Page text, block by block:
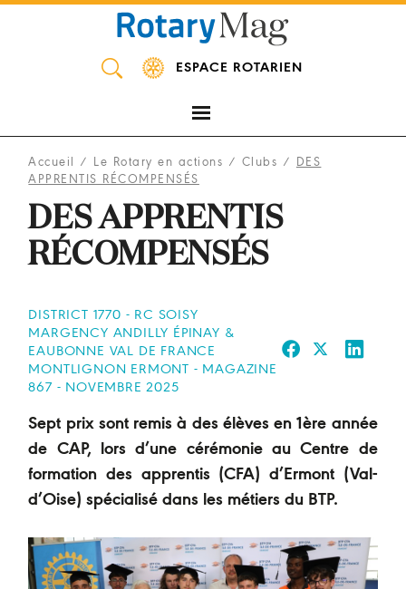
ESPACE ROTARIEN
Accueil / Le Rotary en actions / Clubs / DES
APPRENTIS RÉCOMPENSÉS
DES APPRENTIS
RÉCOMPENSÉS
DISTRICT 1770 - RC SOISY
MARGENCY ANDILLY ÉPINAY &
EAUBONNE VAL DE FRANCE
MONTLIGNON ERMONT - MAGAZINE
867 - NOVEMBRE 2025
Sept prix sont remis à des élèves en 1ère année
de CAP, lors d’une cérémonie au Centre de
formation des apprentis (CFA) d’Ermont (Val-
d’Oise) spécialisé dans les métiers du BTP.
Panneau de gestion des cookies